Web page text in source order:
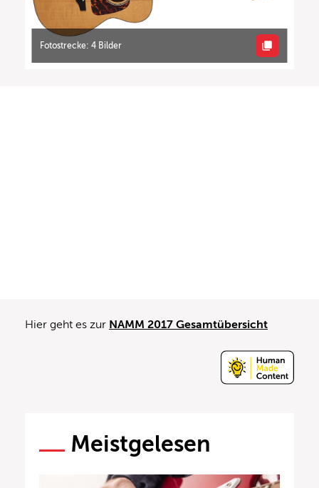
Fotostrecke: 4 Bilder
Hier geht es zur NAMM 2017 Gesamtübersicht
Meistgelesen